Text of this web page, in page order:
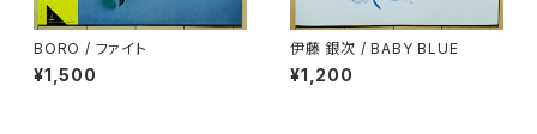
BORO / ファイト
¥1,500
伊藤 銀次 / BABY BLUE
¥1,200